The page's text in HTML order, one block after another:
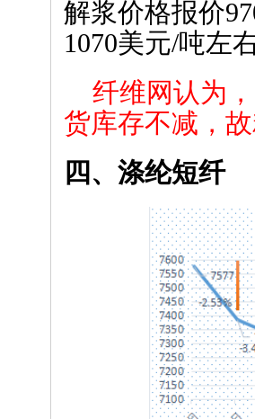
解浆价格报价
1070美元/吨左
纤维网认为
货库存不减，
四、 涤纶短纤